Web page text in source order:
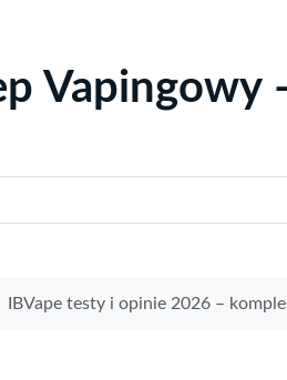
Vapingowy
IBVape testy i opinie 2026 – kompleksowe porównanie systema polska oraz praktyczne porady jak wybrać